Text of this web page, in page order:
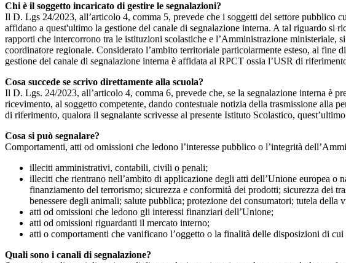
Chi è il soggetto incaricato di gestire le segnalazioni?
Il D. Lgs 24/2023, all’articolo 4, comma 5, prevede che i soggetti del settore pubblico
affidano a quest'ultimo la gestione del canale di segnalazione interna. A tal riguardo si
rapporti che intercorrono tra le istituzioni scolastiche e l’Amministrazione
coordinatore regionale. Considerato l’ambito territoriale particolarmente esteso, al
gestione del canale di segnalazione interna è affidata al RPCT ossia l’USR di
Cosa succede se scrivo direttamente alla scuola?
Il D. Lgs. 24/2023, all’articolo 4, comma 6, prevede che, se la segnalazione interna è
ricevimento, al soggetto competente, dando contestuale notizia della trasmissione alla
di riferimento, qualora il segnalante scrivesse al presente Istituto Scolastico,
Cosa si può segnalare?
Comportamenti, atti od omissioni che ledono l’interesse pubblico o l’integrità
illeciti amministrativi, contabili, civili o penali;
illeciti che rientrano nell’ambito di applicazione degli atti dell’Unione europea
finanziamento del terrorismo; sicurezza e conformità dei prodotti; sicurezza dei
benessere degli animali; salute pubblica; protezione dei consumatori; tutela
atti od omissioni che ledono gli interessi finanziari dell’Unione;
atti od omissioni riguardanti il mercato interno;
atti o comportamenti che vanificano l’oggetto o la finalità delle disposizioni di
Quali sono i canali di segnalazione?